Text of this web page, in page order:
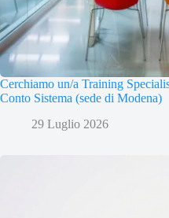
Cerchiamo un/a Training
Conto Sistema (sede di Modena)
29 Luglio 2026